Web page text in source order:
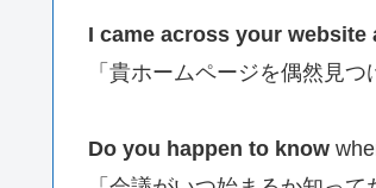
I came across your
「貴ホームページを偶然見
Do you happen to know